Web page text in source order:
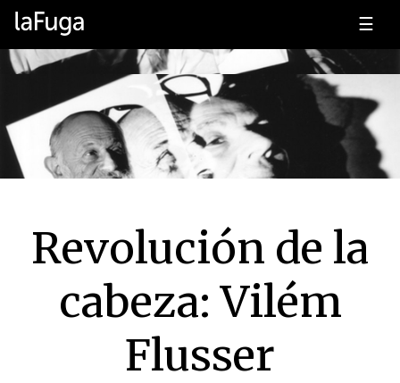
☰
Revolución de la
cabeza: Vilém
Flusser